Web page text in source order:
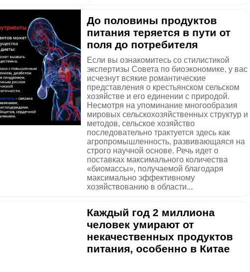
До половины продуктов
питания теряется в пути от
поля до потребителя
Если вы ознакомитесь со стилистикой
экспертизы Совета по биоэкономике, у вас
исчезнут всякие романтические
представления о крестьянском сельском
хозяйстве и его единении с природой.
Несмотря на упоминание многообразия
мировых сельскохозяйственных структур и
методов, сельское хозяйство
последовательно трактуется здесь как
агропромышленность, развивающаяся на
строго научной основе. Речь идет о
поставках максимального количества
«биомассы», получаемой благодаря
максимально эффективному
хозяйствованию в области...
Каждый год 2 миллиона
человек умирают от
некачественных продуктов
питания, особенно в Китае